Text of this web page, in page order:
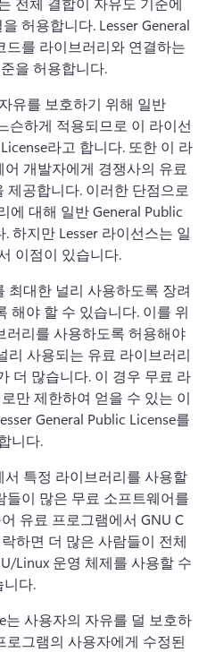
허용합니다. Lesser General
드를 라이브러리와 연결하는
을 허용합니다.
유를 보호하기 위해 일반
슨하게 적용되므로 이 라이선
라고 합니다. 또한 이 라
개발자에게 경쟁사의 유료
제공합니다. 이러한 단점으로
에 대해 일반 General Public
. 하지만 Lesser 라이선스는 일
이점이 있습니다.
최대한 널리 사용하도록 장려
해야 할 수 있습니다. 이를 위
러리를 사용하도록 허용해야
리 사용되는 유료 라이브러리
더 많습니다. 이 경우 무료 라
만 제한하여 얻을 수 있는 이
General Public License를
니다.
특정 라이브러리를 사용할
이 많은 무료 소프트웨어를
유료 프로그램에서 GNU C
하면 더 많은 사람들이 전체
Linux 운영 체제를 사용할 수
니다.
는 사용자의 자유를 덜 보호하
그램의 사용자에게 수정된